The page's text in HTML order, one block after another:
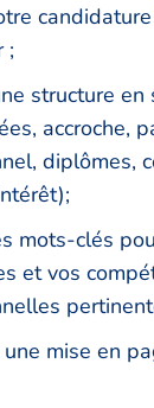
;
structure en
accroche,
diplômes,
mots-clés
et vos
mise en